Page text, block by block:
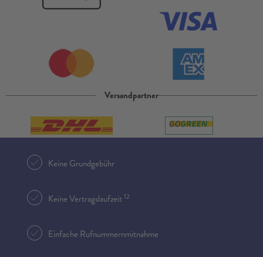
Versandpartner
Keine Grundgebühr
Keine Vertragslaufzeit12
Einfache Rufnummernmitnahme